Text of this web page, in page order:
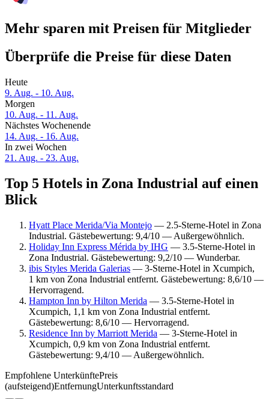
Mehr sparen mit Preisen für Mitglieder
Überprüfe die Preise für diese Daten
Heute
9. Aug. - 10. Aug.
Morgen
10. Aug. - 11. Aug.
Nächstes Wochenende
14. Aug. - 16. Aug.
In zwei Wochen
21. Aug. - 23. Aug.
Top 5 Hotels in Zona Industrial auf einen
Blick
Hyatt Place Merida/Via Montejo — 2.5-Sterne-Hotel in Zona
Industrial. Gästebewertung: 9,4/10 — Außergewöhnlich.
Holiday Inn Express Mérida by IHG — 3.5-Sterne-Hotel in
Zona Industrial. Gästebewertung: 9,2/10 — Wunderbar.
ibis Styles Merida Galerias — 3-Sterne-Hotel in Xcumpich,
1 km von Zona Industrial entfernt. Gästebewertung: 8,6/10 —
Hervorragend.
Hampton Inn by Hilton Merida — 3.5-Sterne-Hotel in
Xcumpich, 1,1 km von Zona Industrial entfernt.
Gästebewertung: 8,6/10 — Hervorragend.
Residence Inn by Marriott Merida — 3-Sterne-Hotel in
Xcumpich, 0,9 km von Zona Industrial entfernt.
Gästebewertung: 9,4/10 — Außergewöhnlich.
Empfohlene UnterkünftePreis
(aufsteigend)EntfernungUnterkunftsstandard